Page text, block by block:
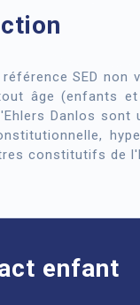
SED non
âge (enfants et
Danlos
constitutifs de
enfant